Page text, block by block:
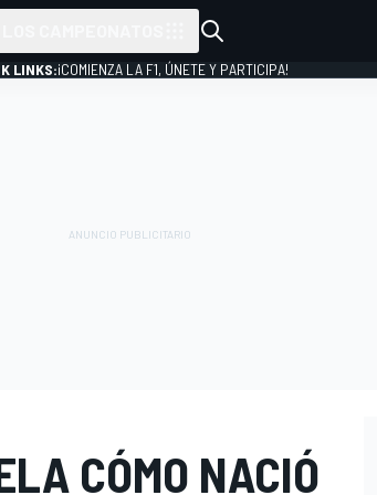
LINKS:¡COMIENZA LA F1, ÚNETE Y PARTICIPA!
CÓMO NACIÓ